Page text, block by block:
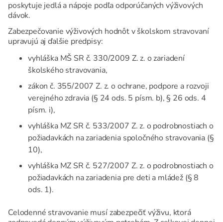
poskytuje jedlá a nápoje podľa odporúčaných výživových
dávok.
Zabezpečovanie výživových hodnôt v školskom stravovaní
upravujú aj ďalšie predpisy:
vyhláška MŠ SR č. 330/2009 Z. z. o zariadení
školského stravovania,
zákon č. 355/2007 Z. z. o ochrane, podpore a rozvoji
verejného zdravia (§ 24 ods. 5 písm. b), § 26 ods. 4
písm. i),
vyhláška MZ SR č. 533/2007 Z. z. o podrobnostiach o
požiadavkách na zariadenia spoločného stravovania (§
10),
vyhláška MZ SR č. 527/2007 Z. z. o podrobnostiach o
požiadavkách na zariadenia pre deti a mládež (§ 8
ods. 1).
Celodenné stravovanie musí zabezpečiť výživu, ktorá